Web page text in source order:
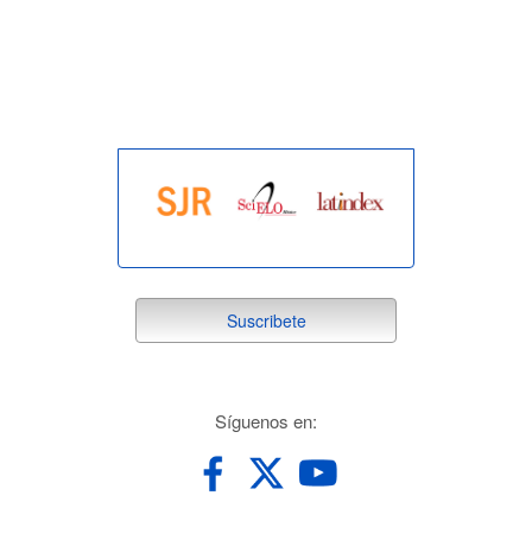
suscribete
Suscribete
Síguenos en: